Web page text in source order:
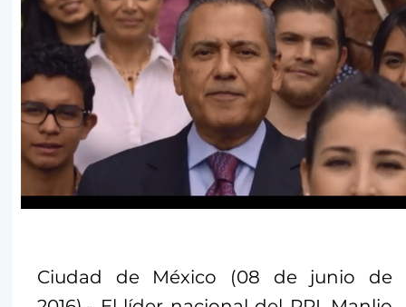
Ciudad de México (08 de junio de